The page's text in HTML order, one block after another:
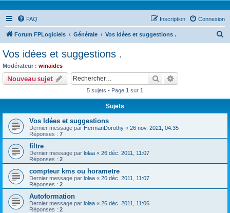
FAQ Connexion
Inscription
Forum FPLogiciels Générale Vos idées et suggestions .
Vos idées et suggestions .
Modérateur : winaides
Nouveau sujet Rechercher
5 sujets • Page 1 sur 1
Sujets
Vos Idées et suggestions
Dernier message par HermanDorothy « 26 nov. 2021, 04:35
Réponses : 7
filtre
Dernier message par lolaa « 26 déc. 2011, 11:07
Réponses : 2
compteur kms ou horametre
Dernier message par lolaa « 26 déc. 2011, 11:07
Réponses : 2
Autoformation
Dernier message par lolaa « 26 déc. 2011, 11:06
Réponses : 2